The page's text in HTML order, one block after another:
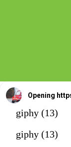
Opening
giphy (13)
giphy (13)